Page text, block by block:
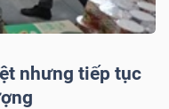
nhưng tiếp tục